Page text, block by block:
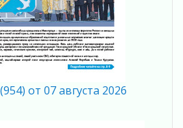
к выборам
от 07 августа 2026